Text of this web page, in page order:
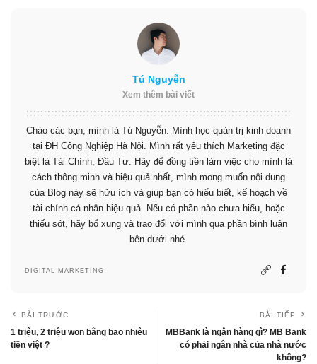
Tú Nguyễn
Xem thêm bài viết
Chào các bạn, mình là Tú Nguyễn. Mình học quản trị kinh doanh
tại ĐH Công Nghiệp Hà Nội. Mình rất yêu thích Marketing đặc
biệt là Tài Chính, Đầu Tư. Hãy để đồng tiền làm việc cho mình là
cách thông minh và hiệu quả nhất, mình mong muốn nội dung
của Blog này sẽ hữu ích và giúp bạn có hiểu biết, kế hoạch về
tài chính cá nhân hiệu quả. Nếu có phần nào chưa hiểu, hoặc
thiếu sót, hãy bổ xung và trao đổi với mình qua phần bình luận
bên dưới nhé.
DIGITAL MARKETING
BÀI TRƯỚC
1 triệu, 2 triệu won bằng bao nhiêu
tiền việt ?
BÀI TIẾP
MBBank là ngân hàng gì? MB Bank
có phải ngân nhà của nhà nước
không?